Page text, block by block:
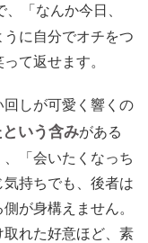
、「なんか今日、
に自分でオチをつ
て返せます。
回しが可愛く響くの
いう含みがある
「会いたくなっち
持ちでも、後者は
が身構えません。
れた好意ほど、素